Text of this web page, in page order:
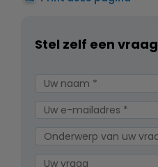
Stel zelf een vraag